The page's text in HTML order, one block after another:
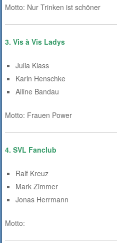
Motto: Nur Trinken ist schöner
3. Vis à Vis Ladys
Julia Klass
Karin Henschke
Ailine Bandau
Motto: Frauen Power
4. SVL Fanclub
Ralf Kreuz
Mark Zimmer
Jonas Herrmann
Motto: